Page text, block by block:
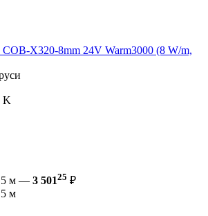
COB-X320-8mm 24V Warm3000 (8 W/m,
K
5 м — 3 50125 ₽
м